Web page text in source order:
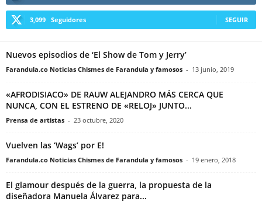
3,099 Seguidores SEGUIR
Nuevos episodios de ‘El Show de Tom y Jerry’
Farandula.co Noticias Chismes de Farandula y famosos - 13 junio, 2019
«AFRODISIACO» DE RAUW ALEJANDRO MÁS CERCA QUE
NUNCA, CON EL ESTRENO DE «RELOJ» JUNTO...
Prensa de artistas - 23 octubre, 2020
Vuelven las ‘Wags’ por E!
Farandula.co Noticias Chismes de Farandula y famosos - 19 enero, 2018
El glamour después de la guerra, la propuesta de la
diseñadora Manuela Álvarez para...